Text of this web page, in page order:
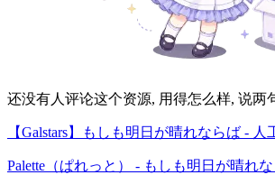
还没有人评论这个资源, 用得怎么样, 说两
【Galstars】もしも明日が晴れならば - 人
Palette（ぱれっと） - もしも明日が晴れ